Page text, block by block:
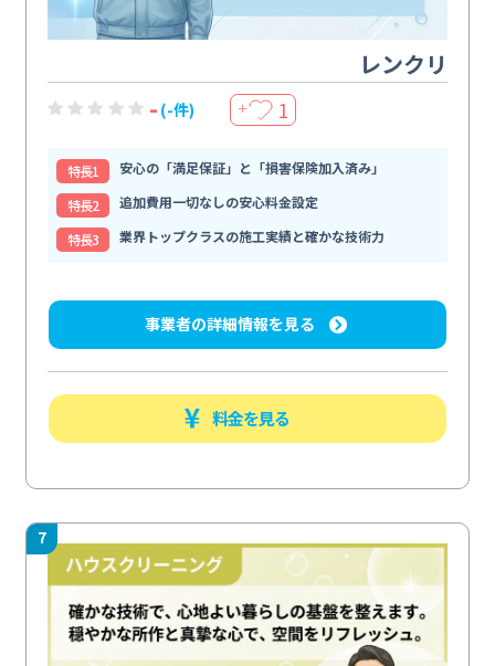
レンクリ
- (-件) ＋ 1
特⻑1
安心の「満足保証」と「損害保険加入済み」
特⻑2
追加費用一切なしの安心料金設定
特⻑3
業界トップクラスの施工実績と確かな技術力
事業者の詳細情報を見る
料金を見る
7